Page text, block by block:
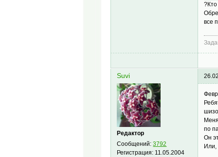
все
Suvi
Редактор
Сообщений:3792
Регистрация: 11.05.2004
по
Он
Или,